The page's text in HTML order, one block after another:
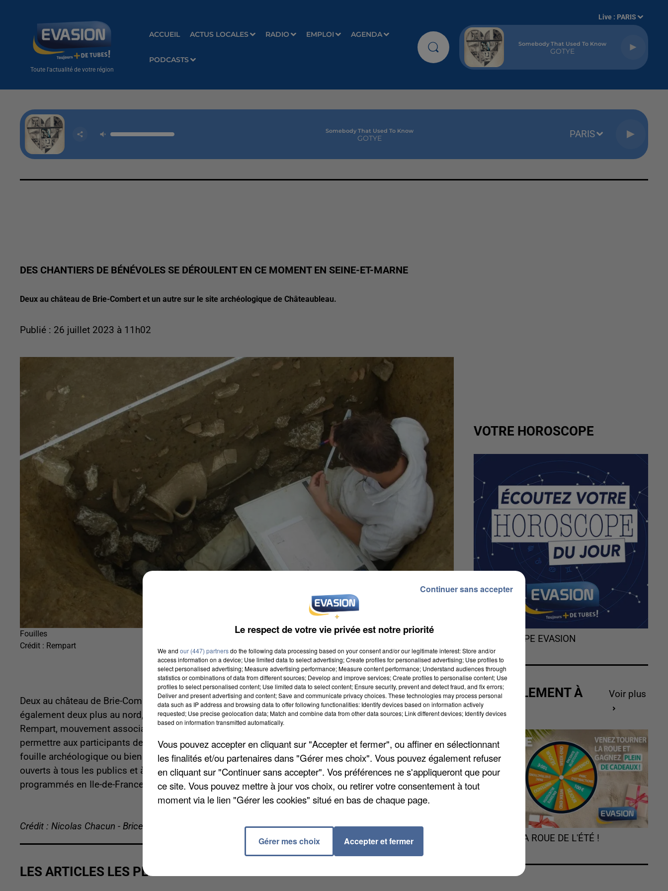
Toute l'actualité de votre région
ACCUEIL ACTUS LOCALES RADIO EMPLOI AGENDA
PODCASTS
Live : PARIS
Somebody That Used To Know
GOTYE
Somebody That Used To Know
GOTYE PARIS
DES CHANTIERS DE BÉNÉVOLES SE DÉROULENT EN CE MOMENT EN SEINE-ET-MARNE
Deux au château de Brie-Combert et un autre sur le site archéologique de Châteaubleau.
Publié : 26 juillet 2023 à 11h02
Fouilles
Crédit : Rempart
Deux au château de Brie-Combert et un autre sur le site archéologique de Châteaubleau. On en trouve
également deux plus au nord, à Chelles. Ils sont organisés comme chaque été par le groupement
Rempart, mouvement associatif de sauvegarde du patrimoine et d'éducation populaire. Cela doit
permettre aux participants de découvrir la taille de pierre, les maçonneries traditionnelles, s'initier à la
fouille archéologique ou bien encore reconstituer des sculptures. Ces chantiers de bénévoles sont
ouverts à tous les publics et à tous les âges, pour des séjours d'une à deux semaines. 16 ont été
programmés en Ile-de-France à l'occasion des congés estivaux.
Crédit : Nicolas Chacun - Brice Charrier
LES ARTICLES LES PLUS VUS
VOTRE HOROSCOPE
L'HOROSCOPE EVASION
ACTUELLEMENT À
GAGNER
Voir plus
TOURNEZ LA ROUE DE L'ÉTÉ !
Le respect de votre vie privée est notre priorité
We and our (447) partnersdo the following data processing based on your consent and/or our legitimate interest: Store and/or
access information on a device; Use limited data to select advertising; Create profiles for personalised advertising; Use profiles to
select personalised advertising; Measure advertising performance; Measure content performance; Understand audiences through
statistics or combinations of data from different sources; Develop and improve services; Create profiles to personalise content; Use
profiles to select personalised content; Use limited data to select content; Ensure security, prevent and detect fraud, and fix errors;
Deliver and present advertising and content; Save and communicate privacy choices. These technologies may process personal
data such as IP address and browsing data to offer following functionalities: Identify devices based on information actively
requested; Use precise geolocation data; Match and combine data from other data sources; Link different devices; Identify devices
based on information transmitted automatically.
Vous pouvez accepter en cliquant sur "Accepter et fermer", ou affiner en sélectionnant
les finalités et/ou partenaires dans "Gérer mes choix". Vous pouvez également refuser
en cliquant sur "Continuer sans accepter". Vos préférences ne s'appliqueront que pour
ce site. Vous pouvez mettre à jour vos choix, ou retirer votre consentement à tout
moment via le lien "Gérer les cookies" situé en bas de chaque page.
Gérer mes choix Accepter et fermer
Continuer sans accepter